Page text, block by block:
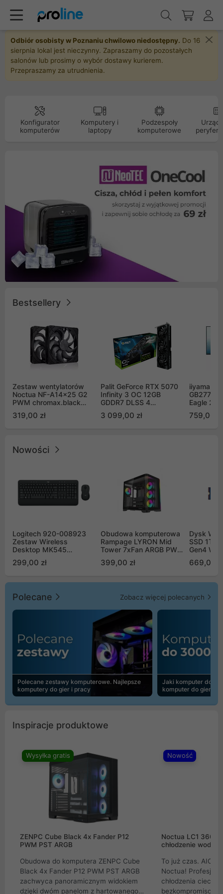
Odbiór osobisty w Poznaniu chwilowo niedostępny. Do 16
sierpnia lokal jest nieczynny. Zapraszamy do pozostałych
salonów lub prosimy o wybór dostawy kurierem.
Przepraszamy za utrudnienia.
Konfigurator
komputerów
Komputery i
laptopy
Podzespoły
komputerowe
Bestsellery
Zestaw wentylatorów
Noctua NF-A14x25 G2
PWM chromax.black
Push Pull (2szt)
319,00 zł
Palit GeForce RTX 5070
Infinity 3 OC 12GB
GDDR7 DLSS 4
GB2050S)
3 099,00 zł
iiyama G-
Eagle 27"
759,00 zł
Nowości
Logitech 920-008923
Zestaw Wireless
Desktop MK545
299,00 zł
Obudowa komputerowa
Rampage LYRON Mid
Tower 7xFan ARGB PWM
399,00 zł
Dysk WD
SSD 1TB
Gen4
669,00
Polecane Zobacz więcej polecanych
Polecane zestawy komputerowe. Najlepsze
komputery do gier i pracy
Jaki komputer do
komputer do gier |
Inspiracje produktowe
Wysyłka gratis
ZENPC Cube Black 4x Fander P12
PWM PST ARGB
Obudowa do komputera ZENPC Cube
Black 4x Fander P12 PWM PST ARGB
zachwyca panoramicznym widokiem
dzięki dwóm panelom z hartowanego
Nowość
Noctua LC1
chłodzenie wodne
To już czas. AIO
Noctua!
chłodzenia cieczą